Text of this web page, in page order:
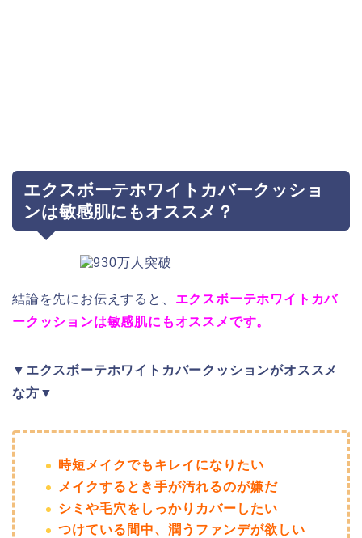
エクスボーテホワイトカバークッショ
ンは敏感肌にもオススメ？
結論を先にお伝えすると、 エクスボーテホワイトカバ
ークッションは敏感肌にもオススメです。
▼エクスボーテホワイトカバークッションがオススメ
な方▼
時短メイクでもキレイになりたい
メイクするとき手が汚れるのが嫌だ
シミや毛穴をしっかりカバーしたい
つけている間中、潤うファンデが欲しい